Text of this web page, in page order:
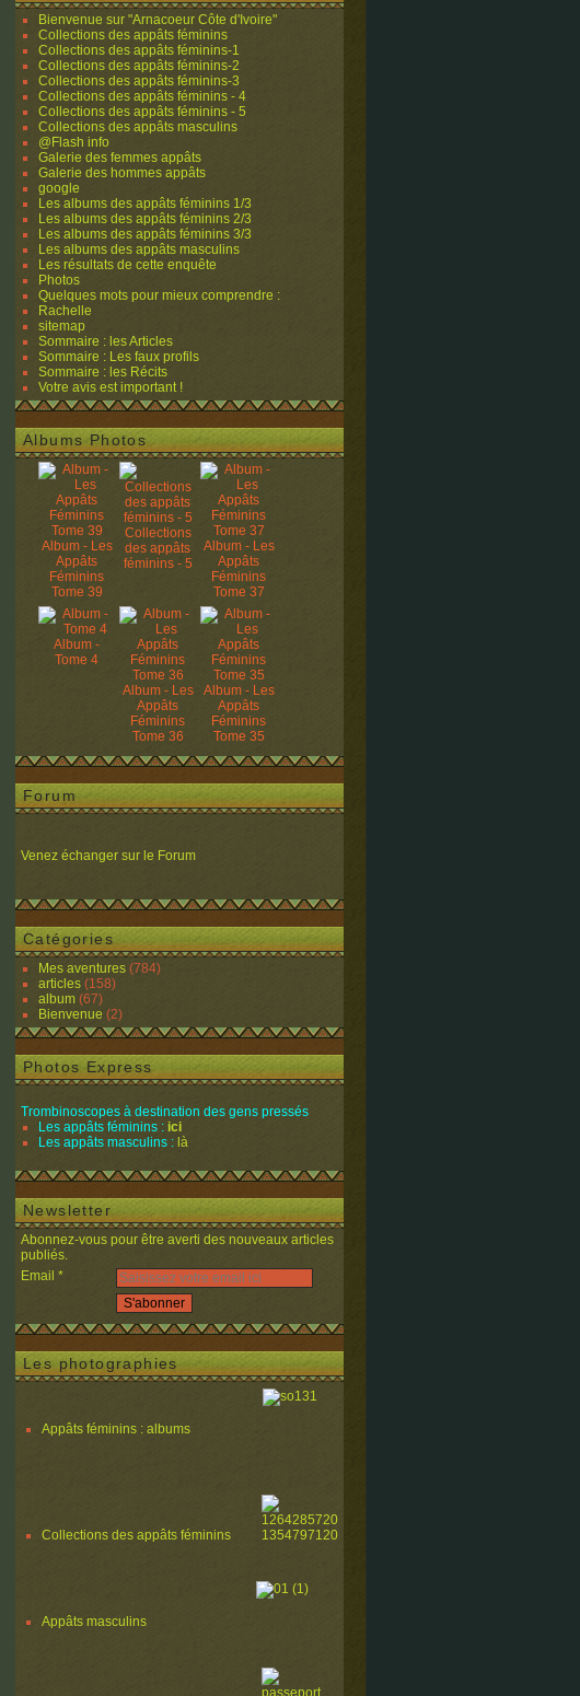
Bienvenue sur "Arnacoeur Côte d'Ivoire"
Collections des appâts féminins
Collections des appâts féminins-1
Collections des appâts féminins-2
Collections des appâts féminins-3
Collections des appâts féminins - 4
Collections des appâts féminins - 5
Collections des appâts masculins
@Flash info
Galerie des femmes appâts
Galerie des hommes appâts
google
Les albums des appâts féminins 1/3
Les albums des appâts féminins 2/3
Les albums des appâts féminins 3/3
Les albums des appâts masculins
Les résultats de cette enquête
Photos
Quelques mots pour mieux comprendre :
Rachelle
sitemap
Sommaire : les Articles
Sommaire : Les faux profils
Sommaire : les Récits
Votre avis est important !
Albums Photos
Album - Les
Appâts
Féminins
Tome 39
Collections
des appâts
féminins - 5
Album - Les
Appâts
Féminins
Tome 37
Album -
Tome 4
Album - Les
Appâts
Féminins
Tome 36
Album - Les
Appâts
Féminins
Tome 35
Forum
Venez échanger sur le Forum
Catégories
Mes aventures (784)
articles (158)
album (67)
Bienvenue (2)
Photos Express
Trombinoscopes à destination des gens pressés
Les appâts féminins : ici
Les appâts masculins : là
Newsletter
Abonnez-vous pour être averti des nouveaux articles
publiés.
Email
Les photographies
Appâts féminins : albums
Collections des appâts féminins
Appâts masculins